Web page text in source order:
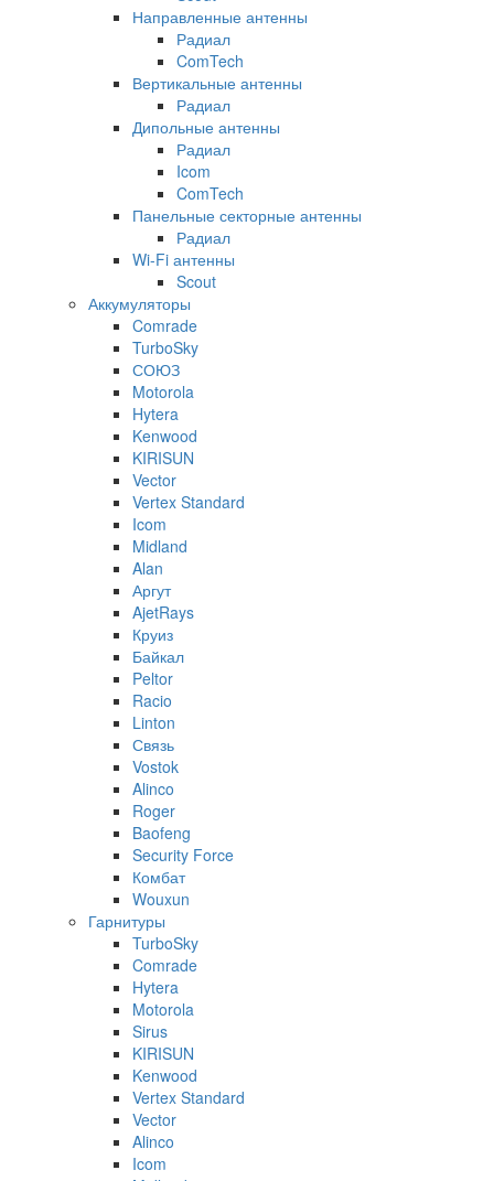
Направленные антенны
Радиал
ComTech
Вертикальные антенны
Радиал
Дипольные антенны
Радиал
Icom
ComTech
Панельные секторные антенны
Радиал
Wi-Fi антенны
Scout
Аккумуляторы
Comrade
TurboSky
СОЮЗ
Motorola
Hytera
Kenwood
KIRISUN
Vector
Vertex Standard
Icom
Midland
Alan
Аргут
AjetRays
Круиз
Байкал
Peltor
Racio
Linton
Связь
Vostok
Alinco
Roger
Baofeng
Security Force
Комбат
Wouxun
Гарнитуры
TurboSky
Comrade
Hytera
Motorola
Sirus
KIRISUN
Kenwood
Vertex Standard
Vector
Alinco
Icom